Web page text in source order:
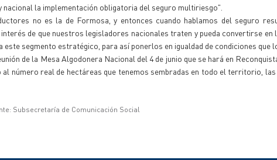
nacional la implementación obligatoria del seguro multiriesgo".
no es la de Formosa, y entonces cuando hablamos del seguro
de que nuestros legisladores nacionales traten y pueda convertirse en
este segmento estratégico, para así ponerlos en igualdad de condiciones que
de la Mesa Algodonera Nacional del 4 de junio que se hará en
al número real de hectáreas que tenemos sembradas en todo el territorio,
Subsecretaría de Comunicación Social